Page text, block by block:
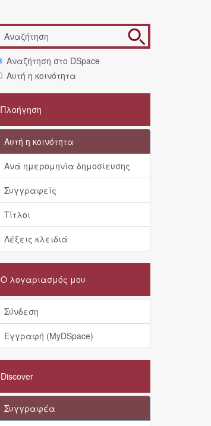
Αναζήτηση στο DSpace
Αυτή η κοινότητα
Πλοήγηση
Αυτή η κοινότητα
Ανά ημερομηνία δημοσίευσης
Συγγραφείς
Τίτλοι
Λέξεις κλειδιά
Ο λογαριασμός μου
Σύνδεση
Εγγραφή (MyDSpace)
Discover
Συγγραφέα